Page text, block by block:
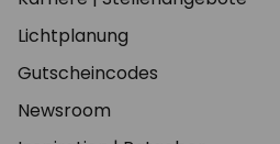
Lichtplanung
Gutscheincodes
Newsroom